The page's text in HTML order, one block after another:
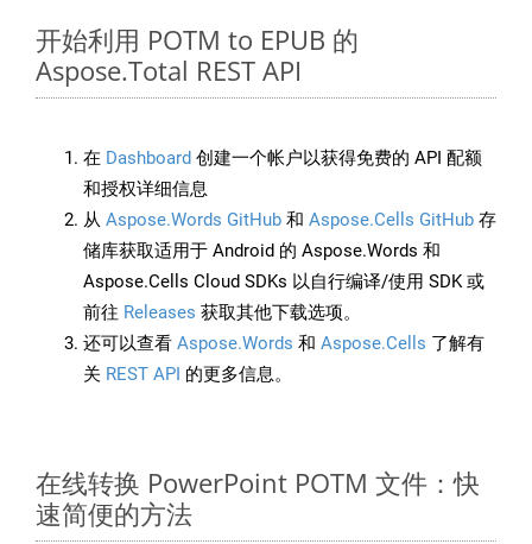
开始利用 POTM to EPUB 的
Aspose.Total REST API
在 Dashboard 创建一个帐户以获得免费的 API 配额
和授权详细信息
从 Aspose.Words GitHub 和 Aspose.Cells GitHub 存
储库获取适用于 Android 的 Aspose.Words 和
Aspose.Cells Cloud SDKs 以自行编译/使用 SDK 或
前往 Releases 获取其他下载选项。
还可以查看 Aspose.Words 和 Aspose.Cells 了解有
关 REST API 的更多信息。
在线转换 PowerPoint POTM 文件：快
速简便的方法